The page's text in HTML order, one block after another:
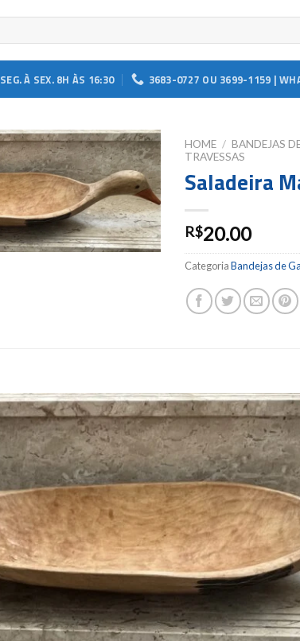
SEG. À SEX. 8H ÀS 16:30 3683-0727 OU 3699-1159 |
Add to
wishlist
HOME / BANDEJAS
TRAVESSAS
Saladeira
R$20.00
CategoriaBandejas de